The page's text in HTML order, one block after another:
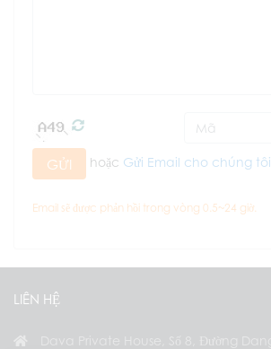
GỬI hoặc Gửi Email cho chúng tôi
Email sẽ được phản hồi trong vòng 0.5~24 giờ.
LIÊN HỆ